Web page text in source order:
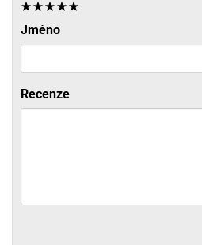
Jméno
Recenze